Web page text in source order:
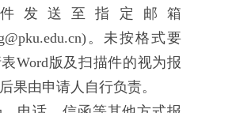
发送至指定邮箱
。未按格式要
Word版及扫描件的视为报
果由申请人自行负责。